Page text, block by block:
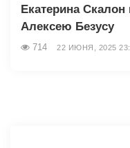
Екатерина
Алексею Безусу
714 22 ИЮНЯ, 2025